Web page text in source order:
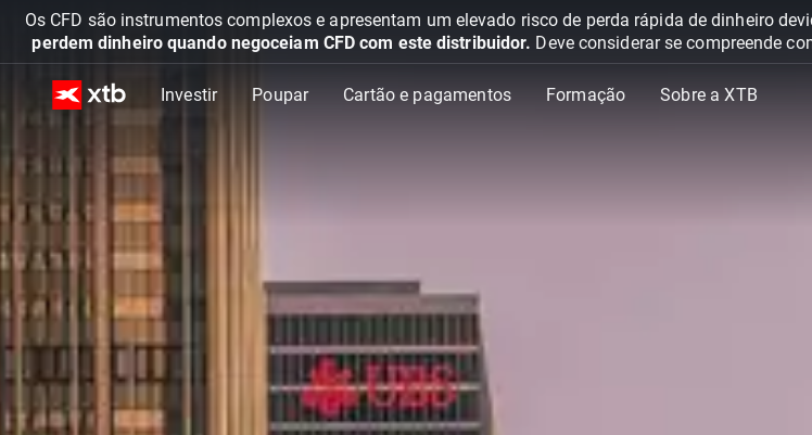
Os CFD são instrumentos complexos e apresentam um elevado risco de perda rápida de dinheiro
perdem dinheiro quando negoceiam CFD com este distribuidor. Deve considerar se compreende
Investir Poupar Cartão e pagamentos Formação Sobre a XTB